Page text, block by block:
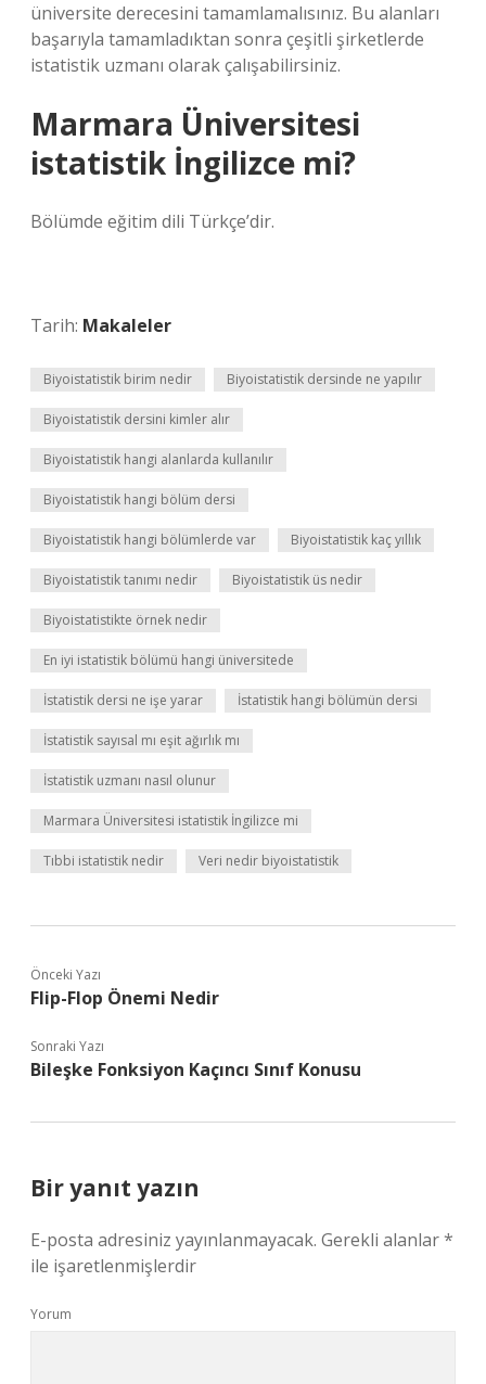
üniversite derecesini tamamlamalısınız. Bu alanları
başarıyla tamamladıktan sonra çeşitli şirketlerde
istatistik uzmanı olarak çalışabilirsiniz.
Marmara Üniversitesi
istatistik İngilizce mi?
Bölümde eğitim dili Türkçe’dir.
Tarih: Makaleler
Biyoistatistik birim nedir Biyoistatistik dersinde ne yapılır
Biyoistatistik dersini kimler alır
Biyoistatistik hangi alanlarda kullanılır
Biyoistatistik hangi bölüm dersi
Biyoistatistik hangi bölümlerde var Biyoistatistik kaç yıllık
Biyoistatistik tanımı nedir Biyoistatistik üs nedir
Biyoistatistikte örnek nedir
En iyi istatistik bölümü hangi üniversitede
İstatistik dersi ne işe yarar İstatistik hangi bölümün dersi
İstatistik sayısal mı eşit ağırlık mı
İstatistik uzmanı nasıl olunur
Marmara Üniversitesi istatistik İngilizce mi
Tıbbi istatistik nedir Veri nedir biyoistatistik
Önceki Yazı
Flip-Flop Önemi Nedir
Sonraki Yazı
Bileşke Fonksiyon Kaçıncı Sınıf Konusu
Bir yanıt yazın
E-posta adresiniz yayınlanmayacak. Gerekli alanlar*
ile işaretlenmişlerdir
Yorum